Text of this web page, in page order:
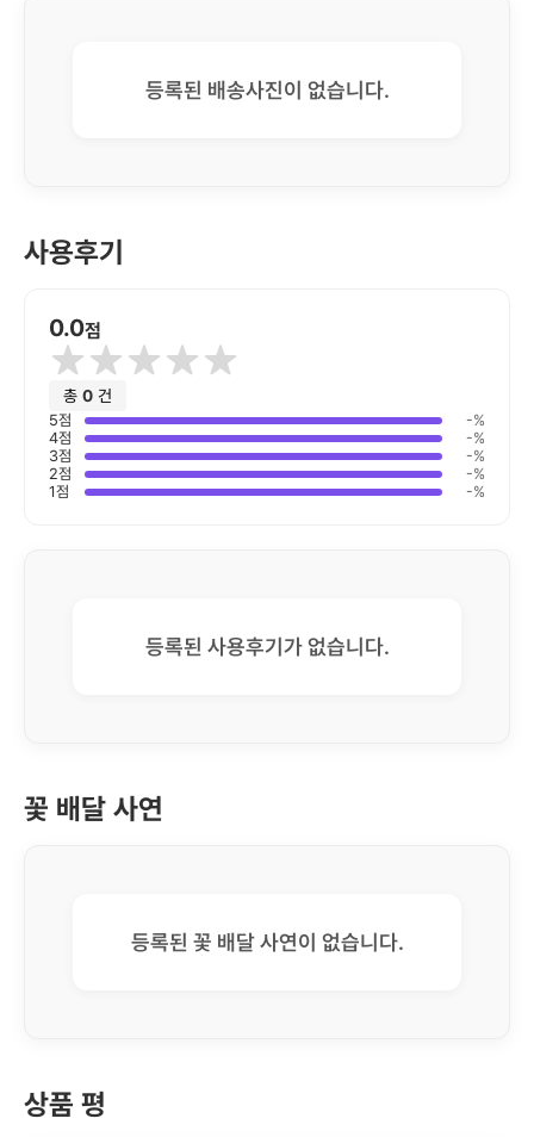
등록된 배송사진이 없습니다.
사용후기
0.0점
총 0 건
5점 -%
4점 -%
3점 -%
2점 -%
1점 -%
등록된 사용후기가 없습니다.
꽃 배달 사연
등록된 꽃 배달 사연이 없습니다.
상품 평